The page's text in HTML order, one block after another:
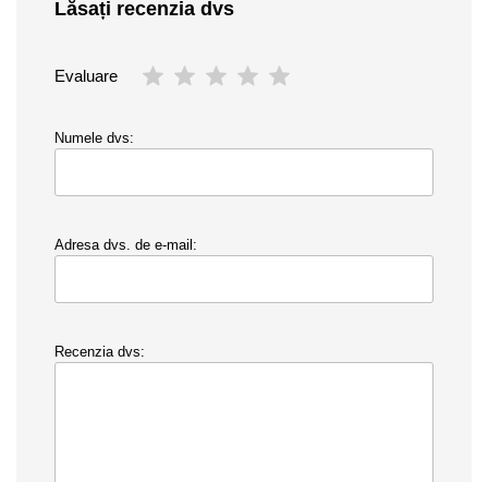
Lăsați recenzia dvs
Evaluare
Numele dvs:
Adresa dvs. de e-mail:
Recenzia dvs: